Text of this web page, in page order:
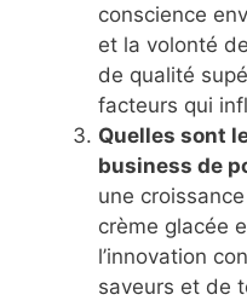
conscience
et la volonté
de qualité
facteurs qui
Quelles sont
business de
une
crème glacée
l’innovation
saveurs et de